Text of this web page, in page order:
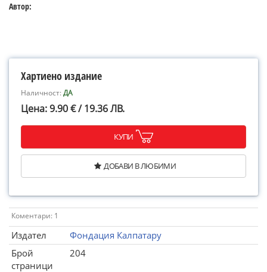
Автор:
Хартиено издание
Наличност:ДА
Цена: 9.90 € / 19.36 ЛВ.
КУПИ
ДОБАВИ В ЛЮБИМИ
Коментари: 1
Издател
Фондация Калпатару
Брой
страници
204